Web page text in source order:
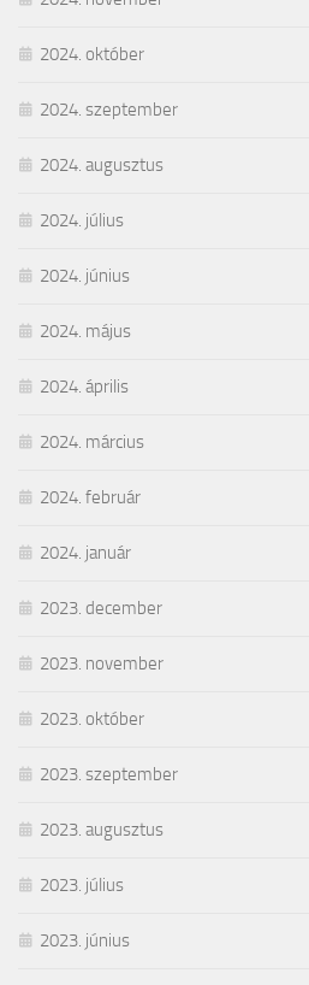
2024. október
2024. szeptember
2024. augusztus
2024. július
2024. június
2024. május
2024. április
2024. március
2024. február
2024. január
2023. december
2023. november
2023. október
2023. szeptember
2023. augusztus
2023. július
2023. június